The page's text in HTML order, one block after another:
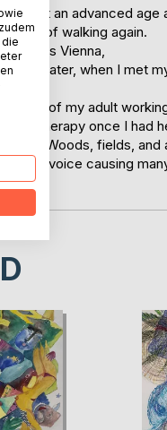
at an advanced
joys of walking again.
across Vienna,
Later, when I met
most of my adult
and therapy once I
Woods, fields,
inner voice causing